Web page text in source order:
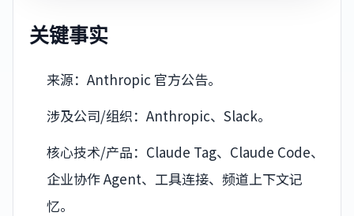
关键事实
来源：Anthropic 官方公告。
涉及公司/组织：Anthropic、Slack。
核心技术/产品：Claude Tag、Claude Code、
企业协作 Agent、工具连接、频道上下文记
忆。